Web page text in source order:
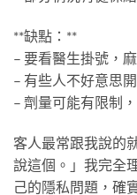
**缺點：**
– 要看醫生掛號，
– 有些人不好意思
– 劑量可能有限制
客人最常跟我說的
說這個。」我完全
己的隱私問題，確